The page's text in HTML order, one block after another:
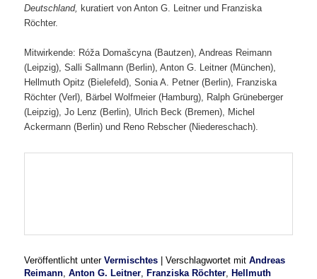
Deutschland,kuratiert von Anton G. Leitner und Franziska
Röchter.
Mitwirkende: Róža Domašcyna (Bautzen), Andreas Reimann
(Leipzig), Salli Sallmann (Berlin), Anton G. Leitner (München),
Hellmuth Opitz (Bielefeld), Sonia A. Petner (Berlin), Franziska
Röchter (Verl), Bärbel Wolfmeier (Hamburg), Ralph Grüneberger
(Leipzig), Jo Lenz (Berlin), Ulrich Beck (Bremen), Michel
Ackermann (Berlin) und Reno Rebscher (Niedereschach).
Veröffentlicht unter Vermischtes |Verschlagwortet mit Andreas
Reimann ,Anton G. Leitner Franziska Röchter
Hellmuth